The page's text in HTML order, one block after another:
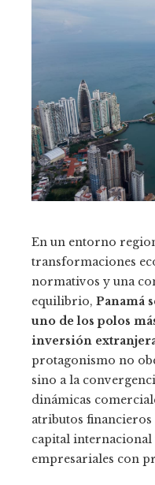
En un entorno
transformaciones
normativos y una
equilibrio, Panamá
uno de los polos
inversión
protagonismo no
sino a la
dinámicas
atributos
capital internacional
empresariales con